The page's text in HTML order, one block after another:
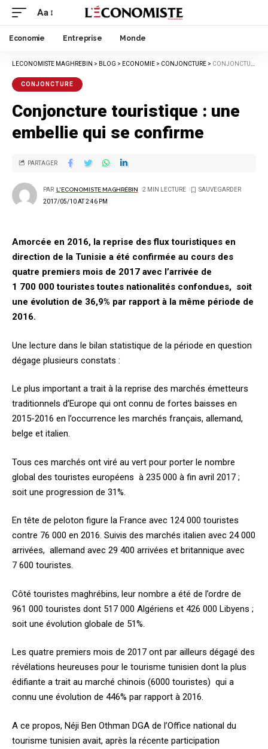
Aa
Economie Entreprise Monde
LECONOMISTE MAGHREBIN > BLOG > ECONOMIE > CONJONCTURE > CONJONCTURE TOURISTIQUE : UNE EMBELLIE QUI SE CONFIRME
CONJONCTURE
Conjoncture touristique : une
embellie qui se confirme
2017/05/10 AT 2:46 PM
PAR L'ECONOMISTE MAGHRÉBIN 2 MIN LECTURE
PARTAGER
Amorcée en 2016, la reprise des flux touristiques en
direction de la Tunisie a été confirmée au cours des
quatre premiers mois de 2017 avec l’arrivée de
1 700 000 touristes toutes nationalités confondues, soit
une évolution de 36,9% par rapport à la même période de
2016.
Une lecture dans le bilan statistique de la période en question
dégage plusieurs constats :
Le plus important a trait à la reprise des marchés émetteurs
traditionnels d’Europe qui ont connu de fortes baisses en
2015-2016 en l’occurrence les marchés français, allemand,
belge et italien.
Tous ces marchés ont viré au vert pour porter le nombre
global des touristes européens à 235 000 à fin avril 2017 ;
soit une progression de 31%.
En tête de peloton figure la France avec 124 000 touristes
contre 76 000 en 2016. Suivis des marchés italien avec 24 000
arrivées, allemand avec 29 400 arrivées et britannique avec
7 600 touristes.
Côté touristes maghrébins, leur nombre a été de l’ordre de
961 000 touristes dont 517 000 Algériens et 426 000 Libyens ;
soit une évolution globale de 51%.
Les quatre premiers mois de 2017 ont par ailleurs dégagé des
révélations heureuses pour le tourisme tunisien dont la plus
édifiante a trait au marché chinois (6000 touristes) qui a
connu une évolution de 446% par rapport à 2016.
A ce propos, Néji Ben Othman DGA de l’Office national du
tourisme tunisien avait, après la récente participation